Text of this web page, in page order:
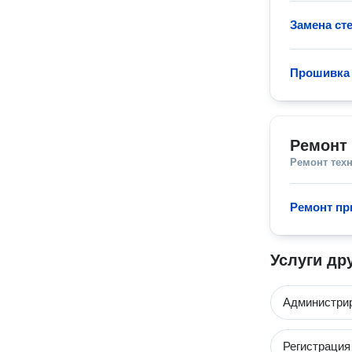
Замена
Прошивка
Ремонт
Ремонт
Ремонт
Услуги